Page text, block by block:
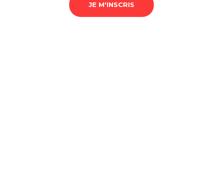
JE M'INSCRIS